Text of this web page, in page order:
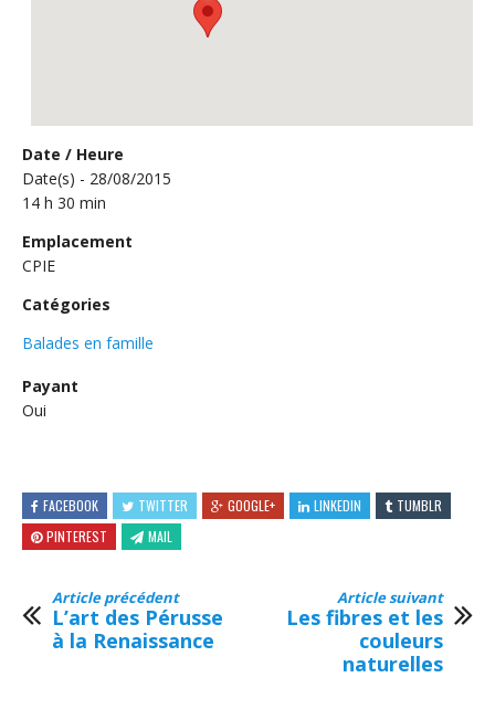
Date / Heure
Date(s) - 28/08/2015
14 h 30 min
Emplacement
CPIE
Catégories
Balades en famille
Payant
Oui
FACEBOOK TWITTER GOOGLE+ LINKEDIN
TUMBLR
PINTEREST
MAIL
Article précédent
L’art des Pérusse
à la Renaissance
Article suivant
Les fibres et les
couleurs
naturelles